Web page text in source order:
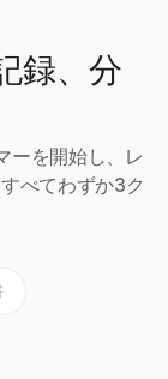
録、分
ーを開始し、レ
べてわずか3ク